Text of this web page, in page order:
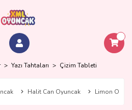
Yazı Tahtaları Çizim Tableti
Halit Can Oyuncak Limon